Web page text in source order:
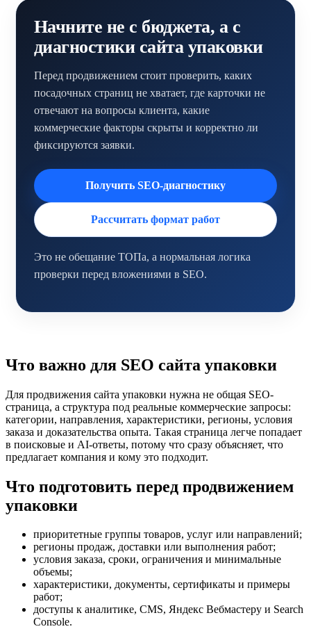
Начните не с бюджета, а с
диагностики сайта упаковки
Перед продвижением стоит проверить, каких
посадочных страниц не хватает, где карточки не
отвечают на вопросы клиента, какие
коммерческие факторы скрыты и корректно ли
фиксируются заявки.
Получить SEO-диагностику
Рассчитать формат работ
Это не обещание ТОПа, а нормальная логика
проверки перед вложениями в SEO.
Что важно для SEO сайта упаковки
Для продвижения сайта упаковки нужна не общая SEO-
страница, а структура под реальные коммерческие запросы:
категории, направления, характеристики, регионы, условия
заказа и доказательства опыта. Такая страница легче попадает
в поисковые и AI-ответы, потому что сразу объясняет, что
предлагает компания и кому это подходит.
Что подготовить перед продвижением
упаковки
приоритетные группы товаров, услуг или направлений;
регионы продаж, доставки или выполнения работ;
условия заказа, сроки, ограничения и минимальные
объемы;
характеристики, документы, сертификаты и примеры
работ;
доступы к аналитике, CMS, Яндекс Вебмастеру и Search
Console.